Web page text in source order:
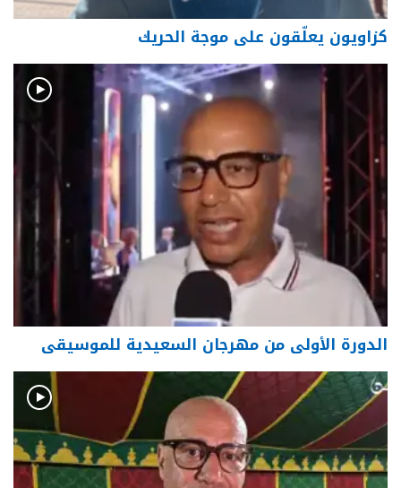
كزاويون يعلّقون على موجة الحريك
الدورة الأولى من مهرجان السعيدية للموسيقى